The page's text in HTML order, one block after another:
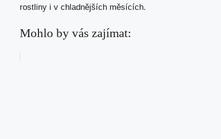
rostliny i v chladnějších měsících.
Mohlo by vás zajímat: